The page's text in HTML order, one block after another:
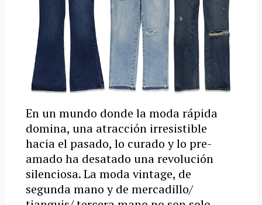
En un mundo donde la moda rápida
domina, una atracción irresistible
hacia el pasado, lo curado y lo pre-
amado ha desatado una revolución
silenciosa. La moda vintage, de
segunda mano y de mercadillo/